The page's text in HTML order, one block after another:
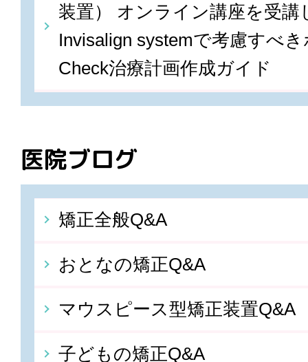
装置） オンライン講座を受講
Invisalign systemで考慮すべ
Check治療計画作成ガイド
医院ブログ
矯正全般Q&A
おとなの矯正Q&A
マウスピース型矯正装置Q&A
子どもの矯正Q&A